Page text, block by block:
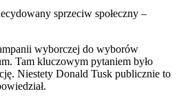
sprzeciw społeczny –
wyborczej do wyborów
Tam kluczowym pytaniem było
Niestety Donald Tusk publicznie to